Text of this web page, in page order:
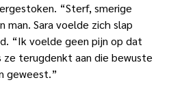
“Sterf, smerige
man. Sara voelde zich slap
“Ik voelde geen pijn op dat
terugdenkt aan die bewuste
geweest.”